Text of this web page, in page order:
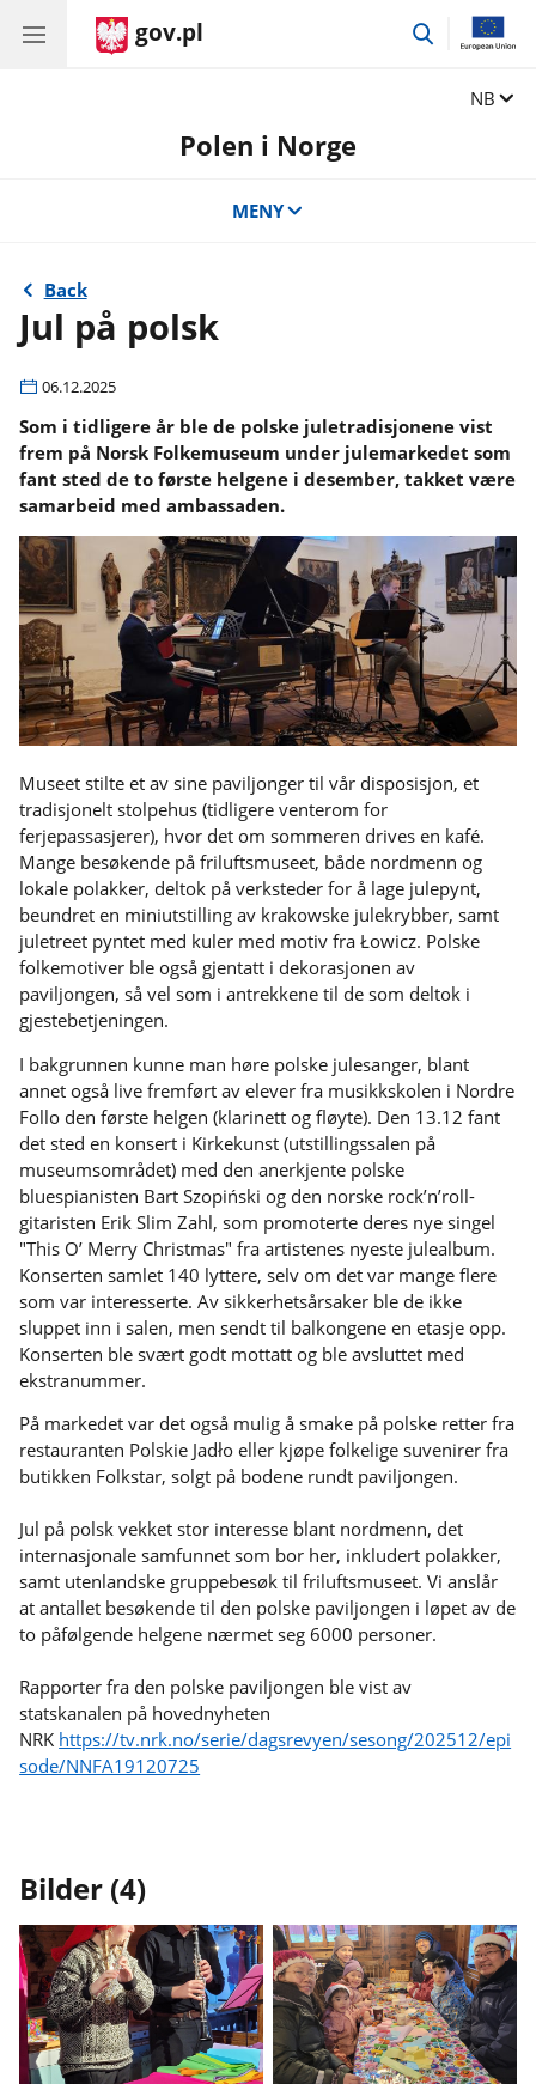
gov.pl
przejdź
Zmień
NB
Polen i Norge
MENY
Back
Jul på polsk
06.12.2025
Som i tidligere år ble de polske juletradisjonene vist
frem på Norsk Folkemuseum under julemarkedet som
fant sted de to første helgene i desember, takket være
samarbeid med ambassaden.
Museet stilte et av sine paviljonger til vår disposisjon, et
tradisjonelt stolpehus (tidligere venterom for
ferjepassasjerer), hvor det om sommeren drives en kafé.
Mange besøkende på friluftsmuseet, både nordmenn og
lokale polakker, deltok på verksteder for å lage julepynt,
beundret en miniutstilling av krakowske julekrybber, samt
juletreet pyntet med kuler med motiv fra Łowicz. Polske
folkemotiver ble også gjentatt i dekorasjonen av
paviljongen, så vel som i antrekkene til de som deltok i
gjestebetjeningen.
I bakgrunnen kunne man høre polske julesanger, blant
annet også live fremført av elever fra musikkskolen i Nordre
Follo den første helgen (klarinett og fløyte). Den 13.12 fant
det sted en konsert i Kirkekunst (utstillingssalen på
museumsområdet) med den anerkjente polske
bluespianisten Bart Szopiński og den norske rock’n’roll-
gitaristen Erik Slim Zahl, som promoterte deres nye singel
"This O’ Merry Christmas" fra artistenes nyeste julealbum.
Konserten samlet 140 lyttere, selv om det var mange flere
som var interesserte. Av sikkerhetsårsaker ble de ikke
sluppet inn i salen, men sendt til balkongene en etasje opp.
Konserten ble svært godt mottatt og ble avsluttet med
ekstranummer.
På markedet var det også mulig å smake på polske retter fra
restauranten Polskie Jadło eller kjøpe folkelige suvenirer fra
butikken Folkstar, solgt på bodene rundt paviljongen.
Jul på polsk vekket stor interesse blant nordmenn, det
internasjonale samfunnet som bor her, inkludert polakker,
samt utenlandske gruppebesøk til friluftsmuseet. Vi anslår
at antallet besøkende til den polske paviljongen i løpet av de
to påfølgende helgene nærmet seg 6000 personer.
Rapporter fra den polske paviljongen ble vist av
statskanalen på hovednyheten
NRK https://tv.nrk.no/serie/dagsrevyen/sesong/202512/epi
sode/NNFA19120725
Bilder (4)